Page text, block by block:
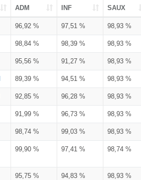
ADM INF SAUX
96,92 % 97,51 % 98,93 %
98,84 % 98,39 % 98,93 %
95,56 % 91,27 % 98,93 %
89,39 % 94,51 % 98,93 %
92,85 % 96,28 % 98,93 %
91,99 % 96,73 % 98,93 %
98,74 % 99,03 % 98,93 %
99,90 % 97,41 % 98,74 %
95,75 % 94,83 % 98,93 %